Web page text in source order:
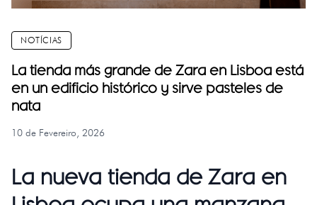
NOTÍCIAS
La tienda más grande de Zara en Lisboa está
en un edificio histórico y sirve pasteles de
nata
10 de Fevereiro, 2026
La nueva tienda de Zara en